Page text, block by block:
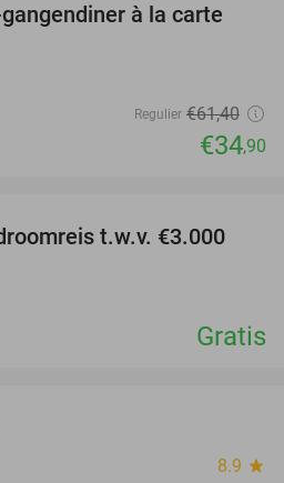
43%
à la carte
Regulier €61,40
€34,90
t.w.v. €3.000
Gratis
8.9 star